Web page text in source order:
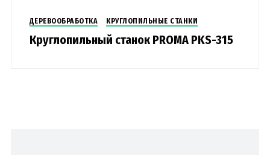
ДЕРЕВООБРАБОТКА КРУГЛОПИЛЬНЫЕ СТАНКИ
Круглопильный станок PROMA PKS-315